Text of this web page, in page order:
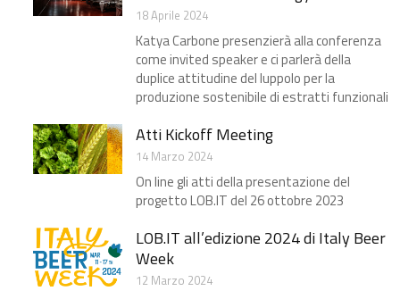
18 Aprile 2024
Katya Carbone presenzierà alla conferenza
come invited speaker e ci parlerà della
duplice attitudine del luppolo per la
produzione sostenibile di estratti funzionali
Atti Kickoff Meeting
14 Marzo 2024
On line gli atti della presentazione del
progetto LOB.IT​ del 26 ottobre 2023
LOB.IT all’edizione 2024 di Italy Beer
Week
12 Marzo 2024